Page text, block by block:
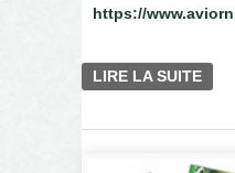
https://
LIRE LA SUITE